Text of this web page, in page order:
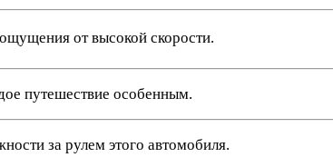
от высокой скорости.
путешествие особенным.
за рулем этого автомобиля.